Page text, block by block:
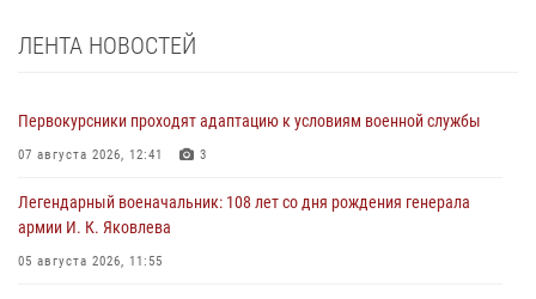
ЛЕНТА НОВОСТЕЙ
Первокурсники проходят адаптацию к условиям военной службы
07 августа 2026, 12:41 3
Легендарный военачальник: 108 лет со дня рождения генерала
армии И. К. Яковлева
05 августа 2026, 11:55